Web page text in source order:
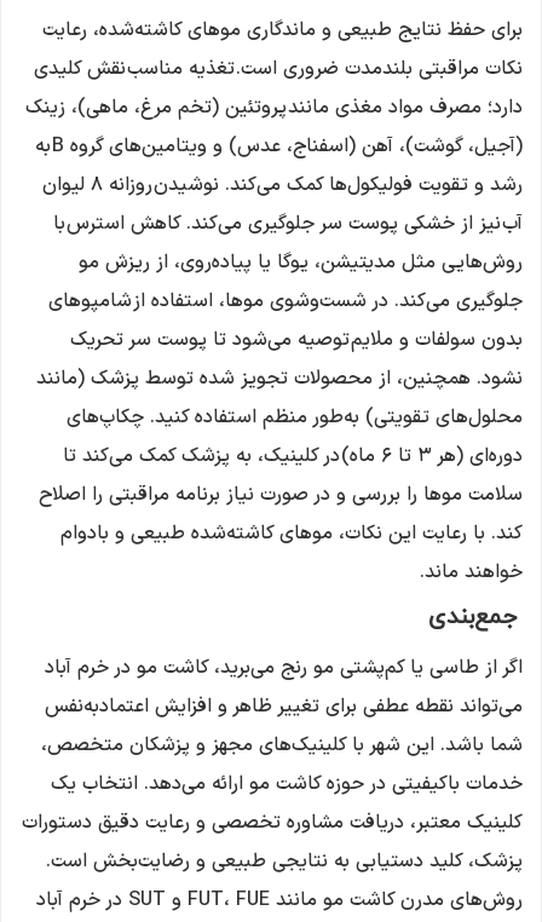
برای حفظ نتایج طبیعی و ماندگاری موهای کاشته‌شده، رعایت
نکات مراقبتی بلندمدت ضروری است. تغذیه مناسب نقش کلیدی
دارد؛ مصرف مواد مغذی مانند پروتئین (تخم مرغ، ماهی)، زینک
(آجیل، گوشت)، آهن (اسفناج، عدس) و ویتامین‌های گروه B به
رشد و تقویت فولیکول‌ها کمک می‌کند. نوشیدن روزانه ۸ لیوان
آب نیز از خشکی پوست سر جلوگیری می‌کند. کاهش استرس با
روش‌هایی مثل مدیتیشن، یوگا یا پیاده‌روی، از ریزش مو
جلوگیری می‌کند. در شست‌وشوی موها، استفاده از شامپوهای
بدون سولفات و ملایم توصیه می‌شود تا پوست سر تحریک
نشود. همچنین، از محصولات تجویز شده توسط پزشک (مانند
محلول‌های تقویتی) به‌طور منظم استفاده کنید. چکاپ‌های
دوره‌ای (هر ۳ تا ۶ ماه) در کلینیک، به پزشک کمک می‌کند تا
سلامت موها را بررسی و در صورت نیاز برنامه مراقبتی را اصلاح
کند. با رعایت این نکات، موهای کاشته‌شده طبیعی و بادوام
خواهند ماند.
جمع‌بندی
اگر از طاسی یا کم‌پشتی مو رنج می‌برید، کاشت مو در خرم آباد
می‌تواند نقطه عطفی برای تغییر ظاهر و افزایش اعتمادبه‌نفس
شما باشد. این شهر با کلینیک‌های مجهز و پزشکان متخصص،
خدمات باکیفیتی در حوزه کاشت مو ارائه می‌دهد. انتخاب یک
کلینیک معتبر، دریافت مشاوره تخصصی و رعایت دقیق دستورات
پزشک، کلید دستیابی به نتایجی طبیعی و رضایت‌بخش است.
روش‌های مدرن کاشت مو مانند FUT، FUE و SUT در خرم آباد